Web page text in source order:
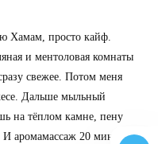
Хамам, просто кайф.
и ментоловая комнаты
свежее. Потом меня
Дальше мыльный
на тёплом камне, пену
И аромамассаж 20 минут в